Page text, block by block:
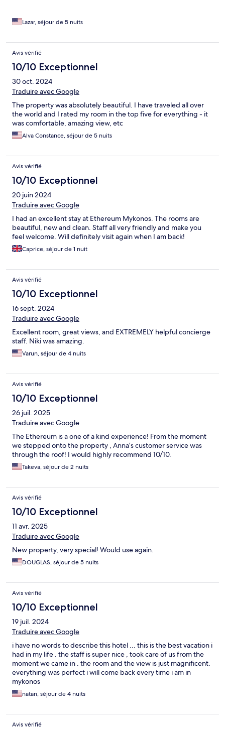
Lazar, séjour de 5 nuits
Avis vérifié
10/10 Exceptionnel
30 oct. 2024
Traduire avec Google
The property was absolutely beautiful. I have traveled all over
the world and I rated my room in the top five for everything - it
was comfortable, amazing view, etc
Alva Constance, séjour de 5 nuits
Avis vérifié
10/10 Exceptionnel
20 juin 2024
Traduire avec Google
I had an excellent stay at Ethereum Mykonos. The rooms are
beautiful, new and clean. Staff all very friendly and make you
feel welcome. Will definitely visit again when I am back!
Caprice, séjour de 1 nuit
Avis vérifié
10/10 Exceptionnel
16 sept. 2024
Traduire avec Google
Excellent room, great views, and EXTREMELY helpful concierge
staff. Niki was amazing.
Varun, séjour de 4 nuits
Avis vérifié
10/10 Exceptionnel
26 juil. 2025
Traduire avec Google
The Ethereum is a one of a kind experience! From the moment
we stepped onto the property , Anna’s customer service was
through the roof! I would highly recommend 10/10.
Takeva, séjour de 2 nuits
Avis vérifié
10/10 Exceptionnel
11 avr. 2025
Traduire avec Google
New property, very special! Would use again.
DOUGLAS, séjour de 5 nuits
Avis vérifié
10/10 Exceptionnel
19 juil. 2024
Traduire avec Google
i have no words to describe this hotel ... this is the best vacation i
had in my life . the staff is super nice , took care of us from the
moment we came in . the room and the view is just magnificent.
everything was perfect i will come back every time i am in
mykonos
natan, séjour de 4 nuits
Avis vérifié